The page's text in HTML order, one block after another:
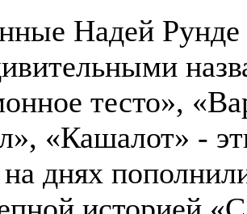
Надей Рунде
тесто»,
«Кашалот» -
на днях